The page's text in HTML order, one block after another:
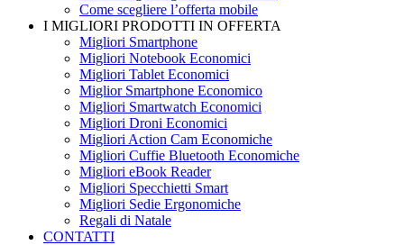
Come scegliere l’offerta mobile
I MIGLIORI PRODOTTI IN OFFERTA
Migliori Smartphone
Migliori Notebook Economici
Migliori Tablet Economici
Miglior Smartphone Economico
Migliori Smartwatch Economici
Migliori Droni Economici
Migliori Action Cam Economiche
Migliori Cuffie Bluetooth Economiche
Migliori eBook Reader
Migliori Specchietti Smart
Migliori Sedie Ergonomiche
Regali di Natale
CONTATTI